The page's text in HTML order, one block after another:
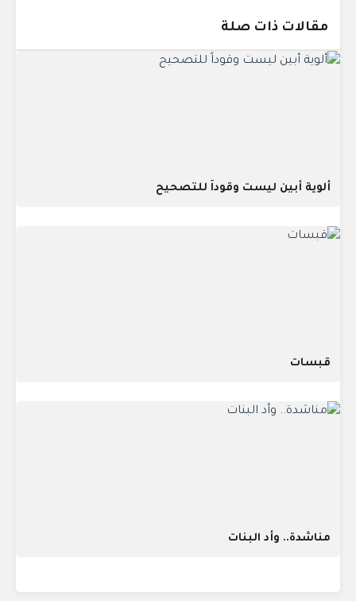
مقالات ذات صلة
ألوية أبين ليست وقوداً للتصحيح
قبسات
مناشدة.. وأد البنات